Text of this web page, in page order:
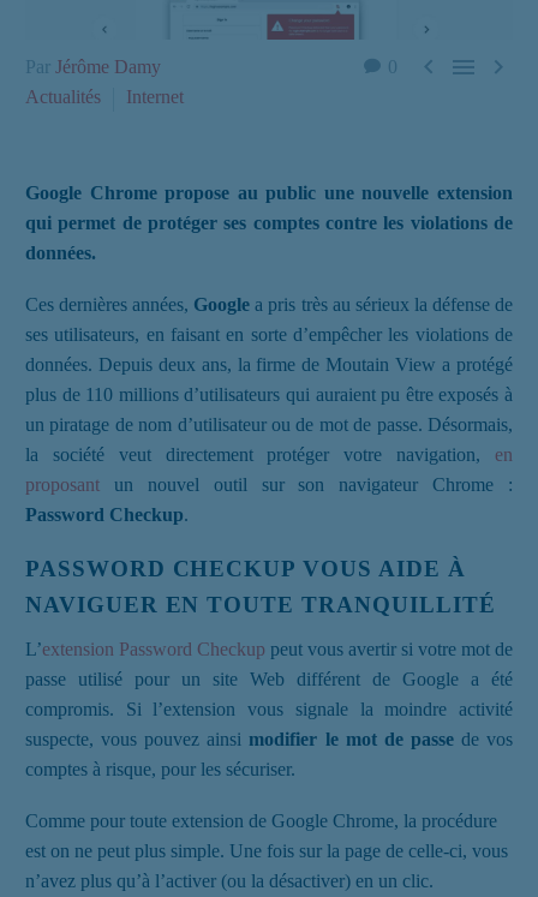
0   
Par Jérôme Damy
Actualités
Internet
Google Chrome propose au public une nouvelle extension
qui permet de protéger ses comptes contre les violations de
données.
Ces dernières années, Google a pris très au sérieux la défense de
ses utilisateurs, en faisant en sorte d’empêcher les violations de
données. Depuis deux ans, la firme de Moutain View a protégé
plus de 110 millions d’utilisateurs qui auraient pu être exposés à
un piratage de nom d’utilisateur ou de mot de passe. Désormais,
la société veut directement protéger votre navigation, en
proposant un nouvel outil sur son navigateur Chrome :
Password Checkup.
PASSWORD CHECKUP VOUS AIDE À
NAVIGUER EN TOUTE TRANQUILLITÉ
L’extension Password Checkup peut vous avertir si votre mot de
passe utilisé pour un site Web différent de Google a été
compromis. Si l’extension vous signale la moindre activité
suspecte, vous pouvez ainsimodifier le mot de passede vos
comptes à risque, pour les sécuriser.
Comme pour toute extension de Google Chrome, la procédure
est on ne peut plus simple. Une fois sur la page de celle-ci, vous
n’avez plus qu’à l’activer (ou la désactiver) en un clic.